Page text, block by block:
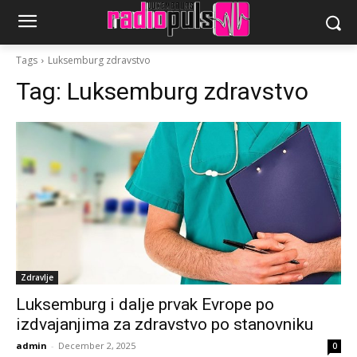
Tags Luksemburg zdravstvo
Tag: Luksemburg zdravstvo
Zdravlje
Luksemburg i dalje prvak Evrope po
izdvajanjima za zdravstvo po stanovniku
admin - December 2, 2025 0